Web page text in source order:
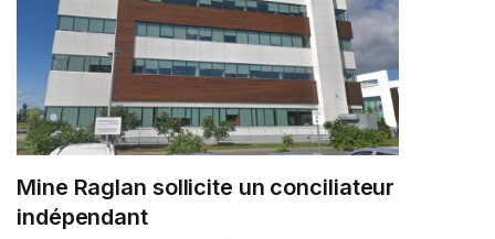
Mine Raglan sollicite un conciliateur
indépendant